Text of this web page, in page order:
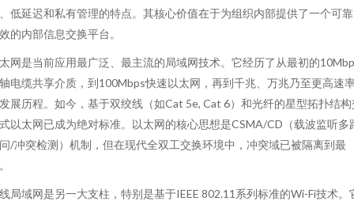
低延迟和私有管理的特点。其核心价值在于为组织内部提供了一个可
的内部信息交换平台。
网是当前应用最广泛、最主流的局域网技术。它经历了从最初的
电缆共享介质，到100Mbps快速以太网，再到千兆、万兆乃至更高速
展历程。如今，基于双绞线（如Cat 5e, Cat 6）和光纤的星型拓扑结构
以太网已成为绝对标准。以太网的核心思想是CSMA/CD（载波监听多
/冲突检测）机制，但在现代全双工交换环境中，冲突域已被隔离到最
局域网是另一大支柱，特别是基于IEEE 802.11系列标准的Wi-Fi技术。